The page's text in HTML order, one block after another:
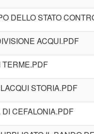
DELLO STATO
ACQUI.PDF
TERME.PDF
STORIA.PDF
CEFALONIA.PDF